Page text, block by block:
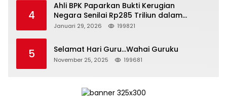
4
Ahli BPK Paparkan Bukti Kerugian
Negara Senilai Rp285 Triliun dalam
Persidangan Korupsi PT Pertamina
Januari 29, 2026 199821
5 Selamat Hari Guru…Wahai Guruku
November 25, 2025 199681